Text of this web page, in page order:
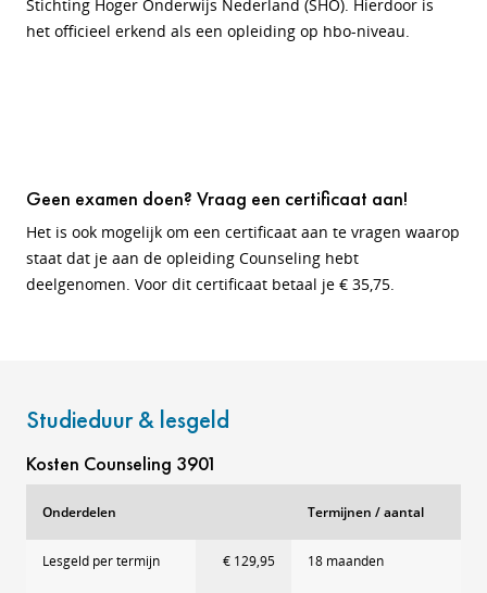
Stichting Hoger Onderwijs Nederland (SHO). Hierdoor is
het officieel erkend als een opleiding op hbo-niveau.
Geen examen doen? Vraag een certificaat aan!
Het is ook mogelijk om een certificaat aan te vragen waarop
staat dat je aan de opleiding Counseling hebt
deelgenomen. Voor dit certificaat betaal je € 35,75.
Studieduur & lesgeld
Kosten Counseling 3901
Onderdelen Termijnen / aantal
Lesgeld per termijn € 129,95 18 maanden